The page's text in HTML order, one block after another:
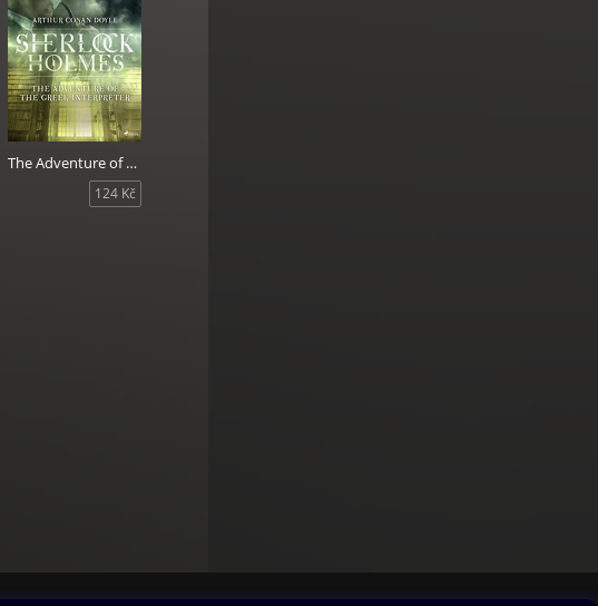
The Adventure of the Greek Interpreter
124 Kč